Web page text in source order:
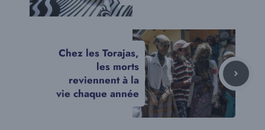
Chez les Torajas,
les morts
reviennent à la
vie chaque année